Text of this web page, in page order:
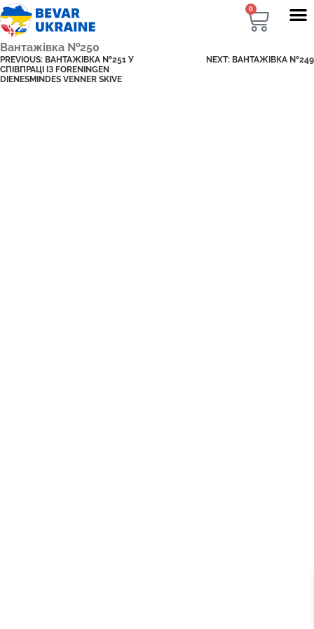
0
Вантажівка №250
PREVIOUS: ВАНТАЖІВКА №251 У
СПІВПРАЦІ ІЗ FORENINGEN
DIENESMINDES VENNER SKIVE
NEXT: ВАНТАЖІВКА №249